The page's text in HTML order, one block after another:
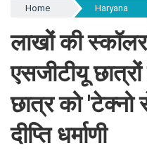
Home Haryana
लाखों की
एसजीटीयू
छात्र को 'टेक्नो
दीप्ति धर्माणी